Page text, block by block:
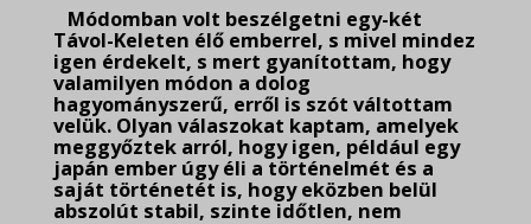
Módomban volt beszélgetni egy-két
Távol-Keleten élő emberrel, s mivel mindez
igen érdekelt, s mert gyanítottam, hogy
valamilyen módon a dolog
hagyományszerű, erről is szót váltottam
velük. Olyan válaszokat kaptam, amelyek
meggyőztek arról, hogy igen, például egy
japán ember úgy éli a történelmét és a
saját történetét is, hogy eközben belül
abszolút stabil, szinte időtlen, nem